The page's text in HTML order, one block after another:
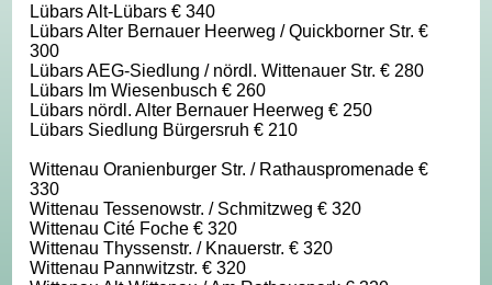
Lübars Alt-Lübars € 340
Lübars Alter Bernauer Heerweg / Quickborner Str. €
300
Lübars AEG-Siedlung / nördl. Wittenauer Str. € 280
Lübars Im Wiesenbusch € 260
Lübars nördl. Alter Bernauer Heerweg € 250
Lübars Siedlung Bürgersruh € 210
Wittenau Oranienburger Str. / Rathauspromenade €
330
Wittenau Tessenowstr. / Schmitzweg € 320
Wittenau Cité Foche € 320
Wittenau Thyssenstr. / Knauerstr. € 320
Wittenau Pannwitzstr. € 320